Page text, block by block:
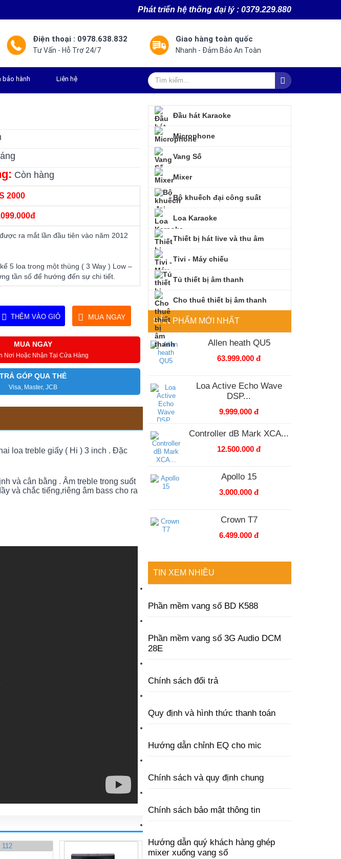
Phát triển hệ thống đại lý : 0379.229.880
Điện thoại : 0978.638.832
Tư Vấn - Hỗ Trợ 24/7
Giao hàng toàn quốc
Nhanh - Đảm Bảo An Toàn
bảo hành Liên hệ
Còn hàng
2000
ra mắt lần đầu tiên vào năm 2012
5 loa trong một thùng ( 3 Way ) Low –
tần số để hướng đến sự chi tiết.
THÊM VÀO GIỎ MUA NGAY
MUA NGAY
Nơi Hoặc Nhận Tại Cửa Hàng
TRẢ GÓP QUA THẺ
Visa, Master, JCB
loa treble giấy ( Hi ) 3 inch . Đặc
và cân bằng . Âm treble trong suốt
và chắc tiếng,riêng âm bass cho ra
Đầu hát Karaoke
Microphone
Vang Số
Mixer
Bộ khuếch đại công suất
Loa Karaoke
Thiết bị hát live và thu âm
Tivi - Máy chiếu
Tủ thiết bị âm thanh
Cho thuê thiết bị âm thanh
SẢN PHẨM MỚI NHẤT
Allen heath QU5
63.999.000 đ
Loa Active Echo Wave
DSP...
9.999.000 đ
Controller dB Mark XCA...
12.500.000 đ
Apollo 15
3.000.000 đ
Crown T7
6.499.000 đ
TIN XEM NHIỀU
Phần mềm vang số BD K588
Phần mềm vang số 3G Audio DCM
28E
Chính sách đổi trả
Quy định và hình thức thanh toán
Hướng dẫn chỉnh EQ cho mic
Chính sách và quy định chung
Chính sách bảo mật thông tin
Hướng dẫn quý khách hàng ghép
mixer xuống vang số